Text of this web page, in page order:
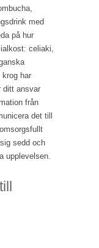
med
på hur
celiaki,
har
ditt ansvar
från
det till
sedd och
upplevelsen.